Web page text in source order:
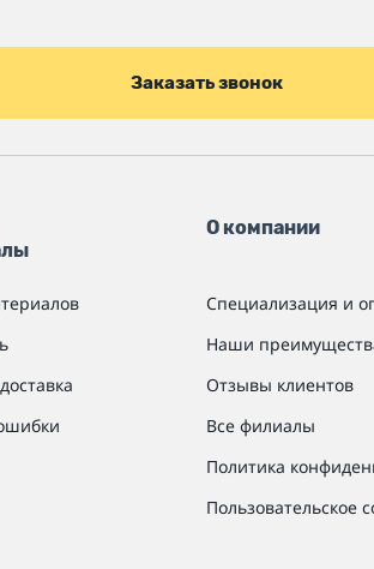
Заказать звонок
О компании
Специализация и
Наши
Отзывы клиентов
Все филиалы
Политика
Пользовательское